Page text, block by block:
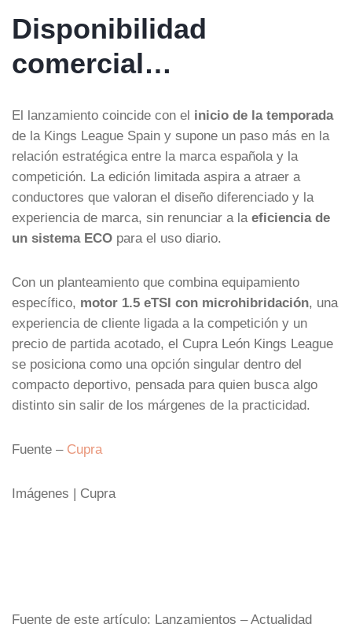
Disponibilidad
comercial…
El lanzamiento coincide con el inicio de la temporada
de la Kings League Spain y supone un paso más en la
relación estratégica entre la marca española y la
competición. La edición limitada aspira a atraer a
conductores que valoran el diseño diferenciado y la
experiencia de marca, sin renunciar a la eficiencia de
un sistema ECO para el uso diario.
Con un planteamiento que combina equipamiento
específico, motor 1.5 eTSI con microhibridación, una
experiencia de cliente ligada a la competición y un
precio de partida acotado, el Cupra León Kings League
se posiciona como una opción singular dentro del
compacto deportivo, pensada para quien busca algo
distinto sin salir de los márgenes de la practicidad.
Fuente – Cupra
Imágenes | Cupra
Fuente de este artículo: Lanzamientos – Actualidad